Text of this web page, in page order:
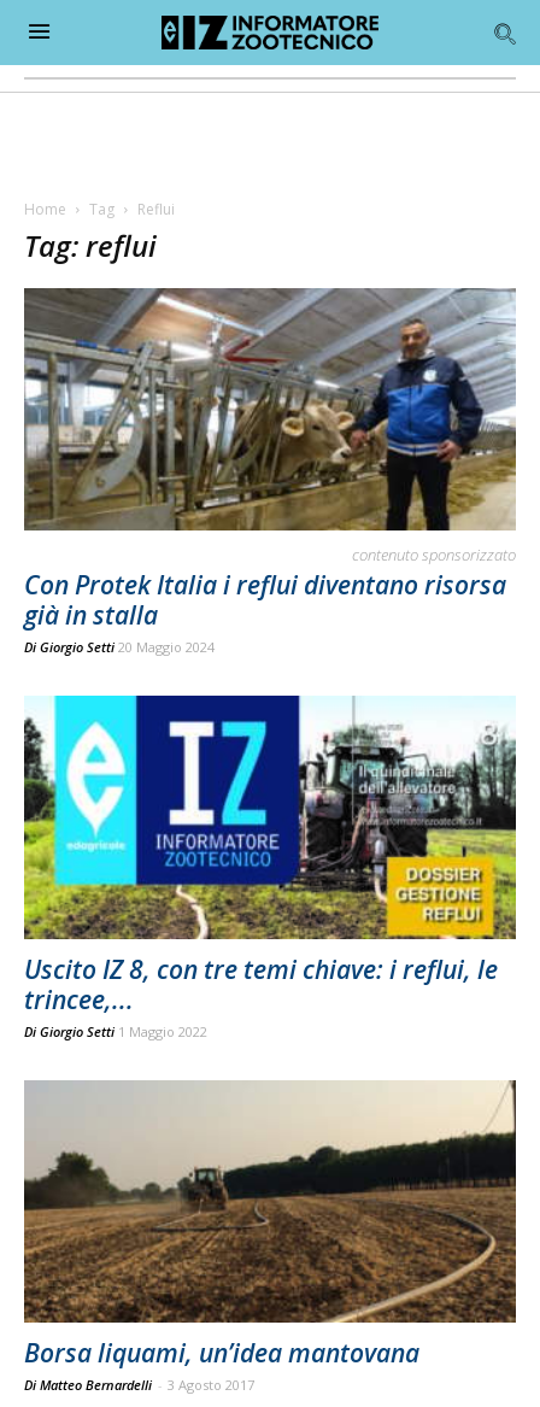
Home Tag Reflui
Tag: reflui
contenuto sponsorizzato
Con Protek Italia i reflui diventano risorsa
già in stalla
Di Giorgio Setti 20 Maggio 2024
Uscito IZ 8, con tre temi chiave: i reflui, le
trincee,...
Di Giorgio Setti 1 Maggio 2022
Borsa liquami, un’idea mantovana
Di Matteo Bernardelli - 3 Agosto 2017